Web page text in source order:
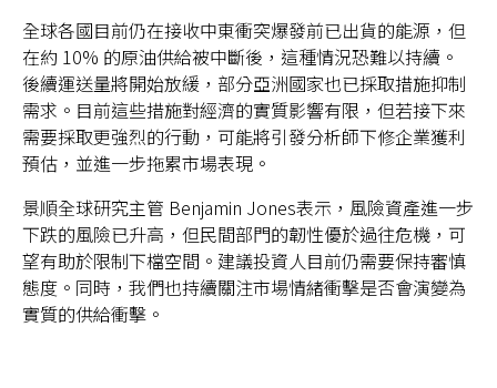
全球各國目前仍在接收中東衝突爆發前已出貨的能源，但
在約 10% 的原油供給被中斷後，這種情況恐難以持續。
後續運送量將開始放緩，部分亞洲國家也已採取措施抑制
需求。目前這些措施對經濟的實質影響有限，但若接下來
需要採取更強烈的行動，可能將引發分析師下修企業獲利
預估，並進一步拖累市場表現。
景順全球研究主管 Benjamin Jones表示，風險資產進一步
下跌的風險已升高，但民間部門的韌性優於過往危機，可
望有助於限制下檔空間。建議投資人目前仍需要保持審慎
態度。同時，我們也持續關注市場情緒衝擊是否會演變為
實質的供給衝擊。